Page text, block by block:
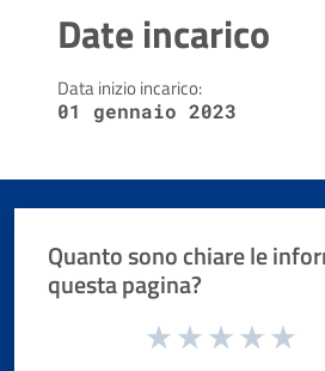
Date incarico
Data inizio incarico:
01 gennaio 2023
Quanto sono chiare le
questa pagina?
Valuta da 1 a 5 stelle la pagina